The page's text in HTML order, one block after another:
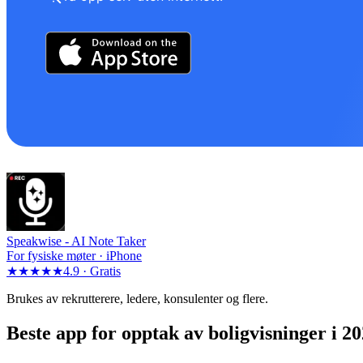
Speakwise - AI Note Taker
For fysiske møter · iPhone
★★★★★4.9 · Gratis
Brukes av rekrutterere, ledere, konsulenter og flere.
Beste app for opptak av boligvisninger i